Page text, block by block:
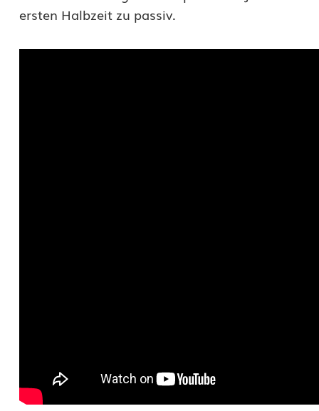
r
d
e
ersten Halbzeit zu passiv.